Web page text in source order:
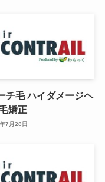
チ毛 ハイダメージヘ
矯正
7月28日